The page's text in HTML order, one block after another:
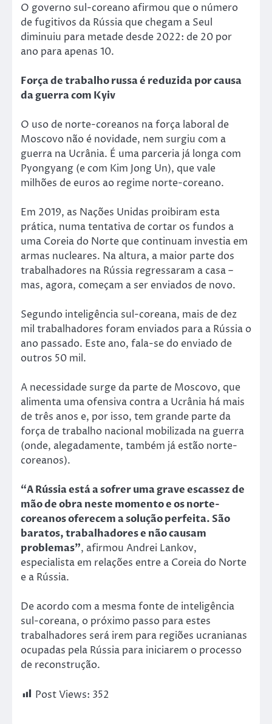
O governo sul-coreano afirmou que o número
de fugitivos da Rússia que chegam a Seul
diminuiu para metade desde 2022: de 20 por
ano para apenas 10.
Força de trabalho russa é reduzida por causa
da guerra com Kyiv
O uso de norte-coreanos na força laboral de
Moscovo não é novidade, nem surgiu com a
guerra na Ucrânia. É uma parceria já longa com
Pyongyang (e com Kim Jong Un), que vale
milhões de euros ao regime norte-coreano.
Em 2019, as Nações Unidas proibiram esta
prática, numa tentativa de cortar os fundos a
uma Coreia do Norte que continuam investia em
armas nucleares. Na altura, a maior parte dos
trabalhadores na Rússia regressaram a casa –
mas, agora, começam a ser enviados de novo.
Segundo inteligência sul-coreana, mais de dez
mil trabalhadores foram enviados para a Rússia o
ano passado. Este ano, fala-se do enviado de
outros 50 mil.
A necessidade surge da parte de Moscovo, que
alimenta uma ofensiva contra a Ucrânia há mais
de três anos e, por isso, tem grande parte da
força de trabalho nacional mobilizada na guerra
(onde, alegadamente, também já estão norte-
coreanos).
“A Rússia está a sofrer uma grave escassez de
mão de obra neste momento e os norte-
coreanos oferecem a solução perfeita. São
baratos, trabalhadores e não causam
problemas”, afirmou Andrei Lankov,
especialista em relações entre a Coreia do Norte
e a Rússia.
De acordo com a mesma fonte de inteligência
sul-coreana, o próximo passo para estes
trabalhadores será irem para regiões ucranianas
ocupadas pela Rússia para iniciarem o processo
de reconstrução.
Post Views: 352